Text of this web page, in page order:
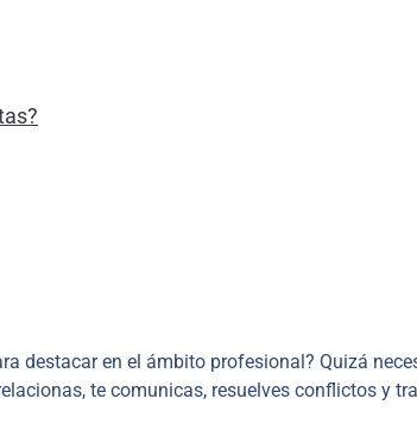
destacar en el ámbito profesional? Quizá
te comunicas, resuelves conflictos y